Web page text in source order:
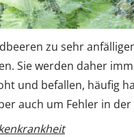
zu sehr
Sie werden daher
und befallen, häufig
auch um Fehler in der